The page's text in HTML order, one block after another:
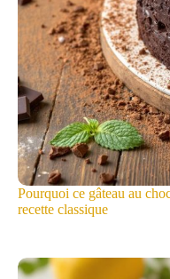
Pourquoi ce gâteau au
recette classique